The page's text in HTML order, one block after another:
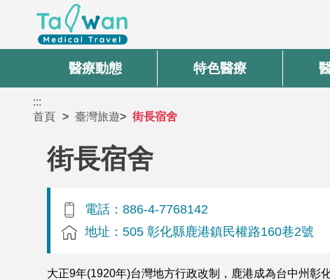
醫療動態 特色醫療
:::
首頁
臺灣旅遊 街長宿舍
街長宿舍
電話：886-4-7768142
地址：505 彰化縣鹿港鎮民權路160巷2號
大正9年(1920年)台灣地方行政改制，鹿港成為台中州彰